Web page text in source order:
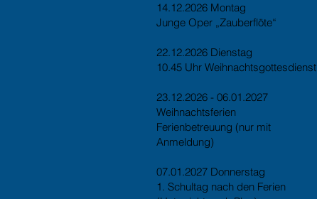
14.12.2026 Montag
Junge Oper „Zauberflöte“
22.12.2026 Dienstag
10.45 Uhr Weihnachtsgottesdienst
23.12.2026 - 06.01.2027
Weihnachtsferien
Ferienbetreuung (nur mit
Anmeldung)
07.01.2027 Donnerstag
1. Schultag nach den Ferien